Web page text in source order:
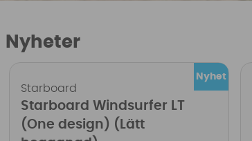
Nyheter
Starboard
Starboard Windsurfer LT
(One design) (Lätt